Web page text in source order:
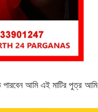
পারবেন আমি এই মাটির পুত্র আমি